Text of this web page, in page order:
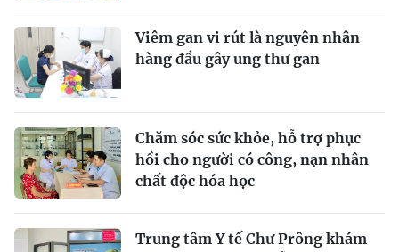
Viêm gan vi rút là nguyên nhân
hàng đầu gây ung thư gan
Chăm sóc sức khỏe, hỗ trợ phục
hồi cho người có công, nạn nhân
chất độc hóa học
Trung tâm Y tế Chư Prông khám